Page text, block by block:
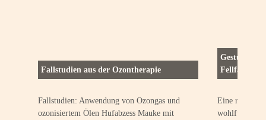
Fallstudien aus der Ozontherapie
Fallstudien: Anwendung von Ozongas und
ozonisiertem Ölen Hufabzess Mauke mit
Gestüt
Fellfarben
Eine
wohlfühlen,